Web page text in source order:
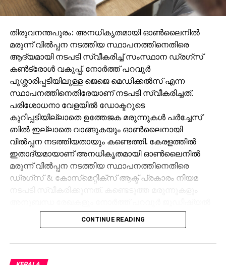
തിരുവനന്തപുരം: അനധികൃതമായി ഓണ്‍ലൈനില്‍
മരുന്ന് വില്‍പ്പന നടത്തിയ സ്ഥാപനത്തിനെതിരെ
ആദ്യമായി നടപടി സ്വീകരിച്ച് സംസ്ഥാന ഡ്രഗ്‌സ്
കണ്‍ട്രോള്‍ വകുപ്പ്. നോര്‍ത്ത് പറവൂര്‍
പൂശ്ശാരിപ്പടിയിലുള്ള ജെജെ മെഡിക്കല്‍സ് എന്ന
സ്ഥാപനത്തിനെതിരേയാണ് നടപടി സ്വീകരിച്ചത്.
പരിശോധനാ വേളയില്‍ ഡോക്ടറുടെ
കുറിപ്പടിയില്ലാതെ ഉത്തേജക മരുന്നുകള്‍ പര്‍ച്ചേസ്
ബില്‍ ഇല്ലാതെ വാങ്ങുകയും ഓണ്‍ലൈനായി
വില്‍പ്പന നടത്തിയതായും കണ്ടെത്തി. കേരളത്തില്‍
ഇതാദ്യമായാണ് അനധികൃതമായി ഓണ്‍ലൈനില്‍
മരുന്ന് വില്‍പ്പന നടത്തിയ സ്ഥാപനത്തിനെതിരെ
ഡ്രഗ്‌സ് & കോസ്‌മെറ്റിക്‌സ് ആക്ട് പ്രകാരം നിയമ
ഫസ്റ്റ് ക്ലാസ്സ് മജിസ്‌ട്രേറ്റ് കോടതിയില്‍ ഹാജരാക്കി.
ആവശ്യമായ ഇടപെടലുകള്‍ നടത്താനും കേരളം
CONTINUE READING